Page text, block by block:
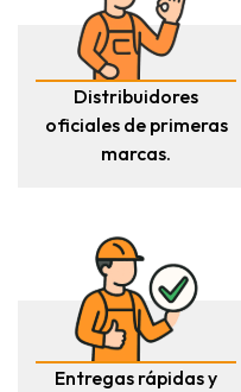
Distribuidores
oficiales de primeras
marcas.
Entregas rápidas y